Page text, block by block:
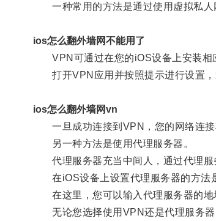
一种常用的方法是通过使用虚拟私人
ios怎么翻外墙网不能用了
VPN可通过在您的iOS设备上安装相
打开VPN应用并按照提示进行设置，
ios怎么翻外墙网vn
一旦成功连接到VPN，您的网络连接
另一种方法是使用代理服务器。
代理服务器充当中间人，通过代理服
在iOS设备上设置代理服务器的方法是
在这里，您可以输入代理服务器的地
无论您选择使用VPN还是代理服务器